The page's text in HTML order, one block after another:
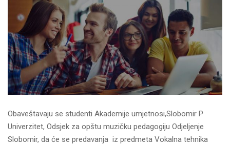
Obaveštavaju se studenti Akademije umjetnosi,Slobomir P
Univerzitet, Odsjek za opštu muzičku pedagogiju Odjeljenje
Slobomir, da će se predavanja iz predmeta Vokalna tehnika